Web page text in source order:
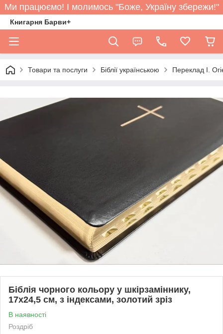
Ми працюємо! І молимось "Боже, Україну збережи!"
Книгарня Барви+
Товари та послуги Біблії українською Переклад І.
Біблія чорного кольору у шкірзаміннику,
17х24,5 см, з індексами, золотий зріз
В наявності
Роздріб